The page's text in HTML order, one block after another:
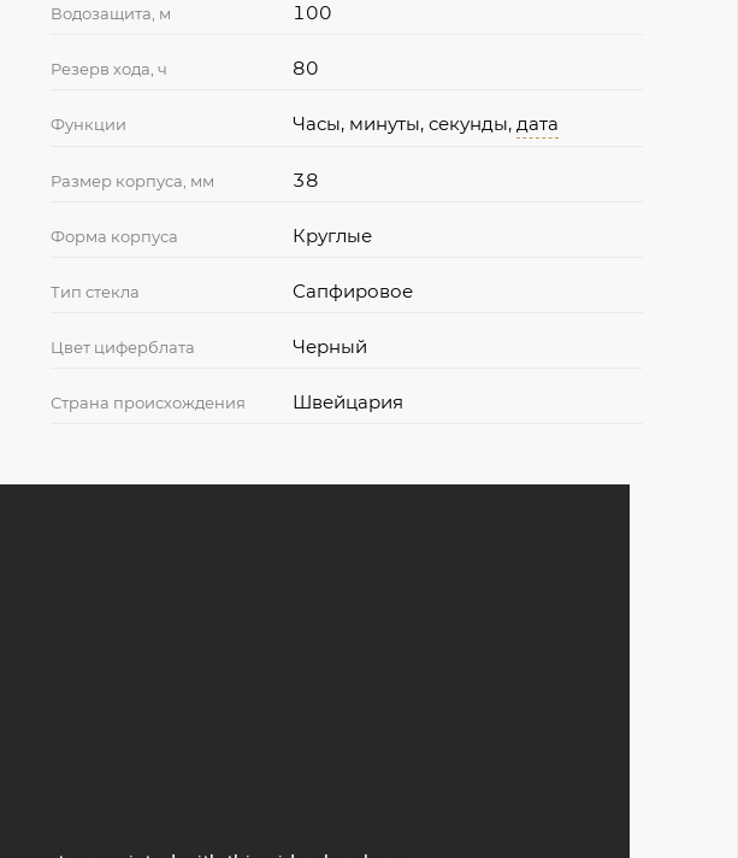
Водозащита, м 100
Резерв хода, ч 80
Функции Часы, минуты, секунды,дата
Размер корпуса, мм 38
Форма корпуса Круглые
Тип стекла Сапфировое
Цвет циферблата Черный
Страна происхождения Швейцария